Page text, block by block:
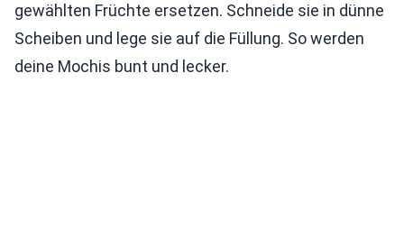
gewählten Früchte ersetzen. Schneide sie in dünne
Scheiben und lege sie auf die Füllung. So werden
deine Mochis bunt und lecker.